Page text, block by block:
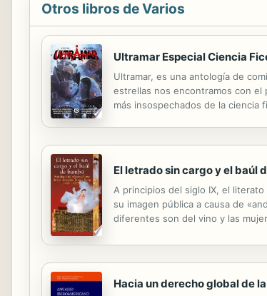
Otros libros de Varios
Ultramar Especial Ciencia
Ultramar, es una antología de
estrellas nos encontramos con el
más insospechados de la
El letrado sin cargo y el baúl
A principios del siglo IX, el
su imagen pública a causa de
diferentes son del vino y las
Hacia un derecho global de